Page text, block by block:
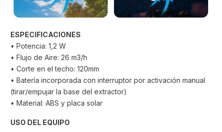
ESPECIFICACIONES
• Potencia: 1,2 W
• Flujo de Aire: 26 m3/h
• Corte en el techo: 120mm
• Batería incorporada con interruptor por activación manual
(tirar/empujar la base del extractor)
• Material: ABS y placa solar
USO DEL EQUIPO